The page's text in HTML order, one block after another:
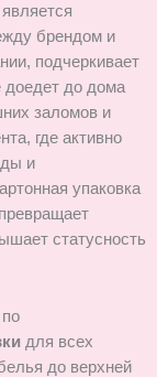
является
брендом и
подчеркивает
доедет до дома
заломов и
где активно
и
упаковка
статусность
для всех
до верхней